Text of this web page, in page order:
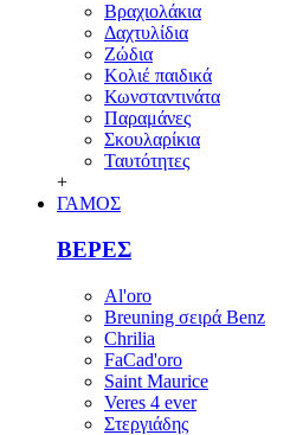
Βραχιολάκια
Δαχτυλίδια
Ζώδια
Κολιέ παιδικά
Κωνσταντινάτα
Παραμάνες
Σκουλαρίκια
Ταυτότητες
+
ΓΑΜΟΣ
ΒΕΡΕΣ
Al'oro
Breuning σειρά Benz
Chrilia
FaCad'oro
Saint Maurice
Veres 4 ever
Στεργιάδης